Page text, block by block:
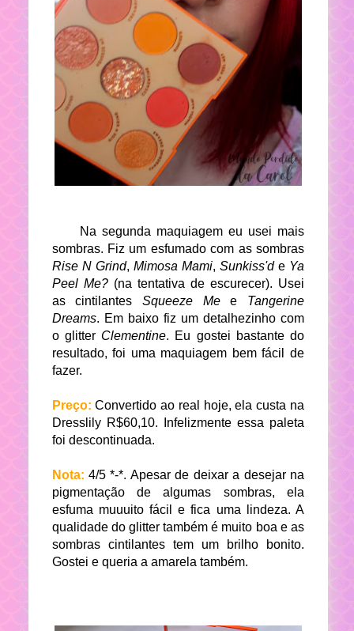
Na segunda maquiagem eu usei mais
sombras. Fiz um esfumado com as sombras
Rise N Grind, Mimosa Mami, Sunkiss'd e Ya
Peel Me?(na tentativa de escurecer). Usei
as cintilantes Squeeze Mee Tangerine
Dreams. Em baixo fiz um detalhezinho com
o glitter Clementine. Eu gostei bastante do
resultado, foi uma maquiagem bem fácil de
fazer.
Preço: Convertido ao real hoje, ela custa na
Dresslily R$60,10. Infelizmente essa paleta
foi descontinuada.
Nota: 4/5 *-*. Apesar de deixar a desejar na
pigmentação de algumas sombras, ela
esfuma muuuito fácil e fica uma lindeza. A
qualidade do glitter também é muito boa e as
sombras cintilantes tem um brilho bonito.
Gostei e queria a amarela também.